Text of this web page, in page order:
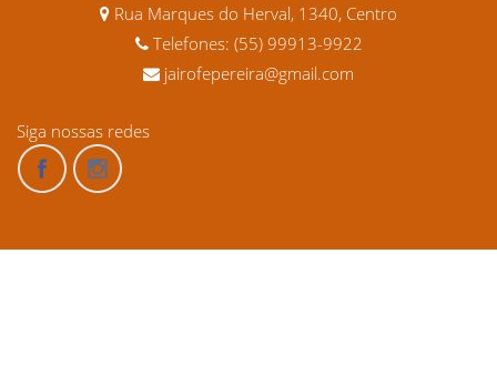
Rua Marques do Herval, 1340, Centro
Telefones: (55) 99913-9922
jairofepereira@gmail.com
Siga nossas redes